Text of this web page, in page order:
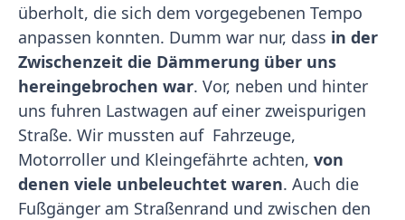
überholt, die sich dem vorgegebenen Tempo
anpassen konnten. Dumm war nur, dass in der
Zwischenzeit die Dämmerung über uns
hereingebrochen war. Vor, neben und hinter
uns fuhren Lastwagen auf einer zweispurigen
Straße. Wir mussten auf Fahrzeuge,
Motorroller und Kleingefährte achten, von
denen viele unbeleuchtet waren. Auch die
Fußgänger am Straßenrand und zwischen den